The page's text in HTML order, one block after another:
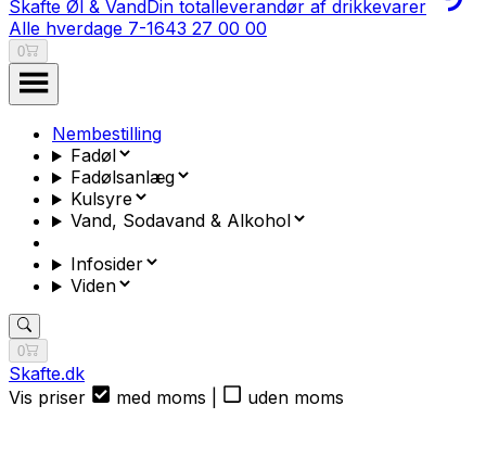
Skafte Øl & VandDin totalleverandør af drikkevarer
Alle hverdage 7-1643 27 00 00
0
Nembestilling
Fadøl
Fadølsanlæg
Kulsyre
Vand, Sodavand & Alkohol
Infosider
Viden
0
Skafte.dk
Vis priser
med moms uden moms